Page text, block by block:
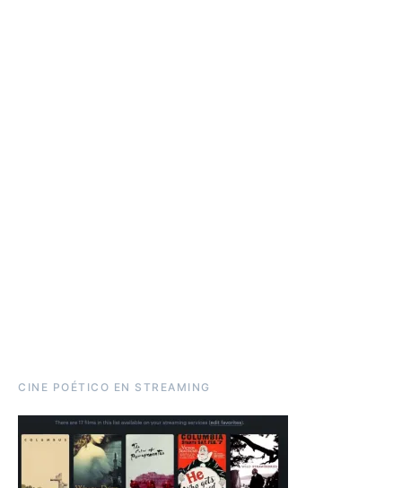
CINE POÉTICO EN STREAMING